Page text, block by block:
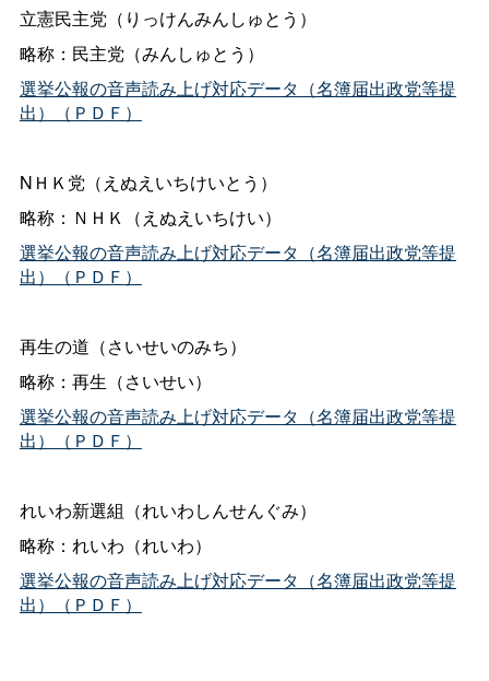
立憲民主党（りっけんみんしゅとう）
略称：民主党（みんしゅとう）
選挙公報の音声読み上げ対応データ（名簿届出政党等提
出）（ＰＤＦ）
NＨＫ党（えぬえいちけいとう）
略称：ＮＨＫ（えぬえいちけい）
選挙公報の音声読み上げ対応データ（名簿届出政党等提
出）（ＰＤＦ）
再生の道（さいせいのみち）
略称：再生（さいせい）
選挙公報の音声読み上げ対応データ（名簿届出政党等提
出）（ＰＤＦ）
れいわ新選組（れいわしんせんぐみ）
略称：れいわ（れいわ）
選挙公報の音声読み上げ対応データ（名簿届出政党等提
出）（ＰＤＦ）